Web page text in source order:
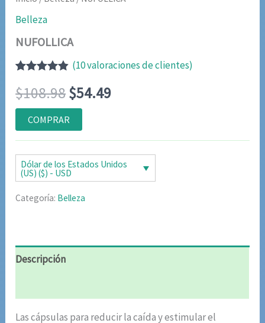
Belleza
NUFOLLICA
con4.78de
5 en base
a
valoraciones
de clientes
(10valoraciones de clientes)
$108.98El
precio
original
era:
$108.98.
$54.49El
actual
es:
COMPRAR
Dólar de los Estados Unidos
(US) ($) - USD
Categoría: Belleza
Descripción
Las cápsulas para reducir la caída y estimular el